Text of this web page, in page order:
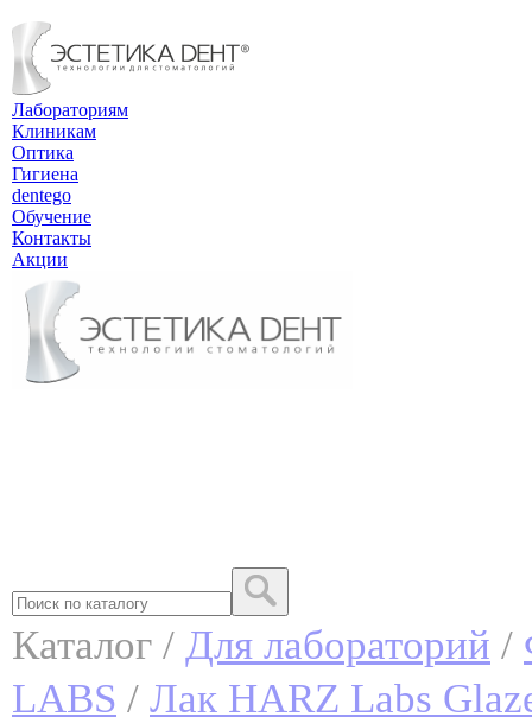
Лабораториям
Клиникам
Оптика
Гигиена
dentego
Обучение
Контакты
Акции
Каталог / Для лабораторий /
LABS / Лак HARZ Labs